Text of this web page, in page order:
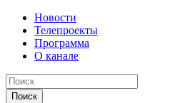
Новости
Телепроекты
Программа
О канале